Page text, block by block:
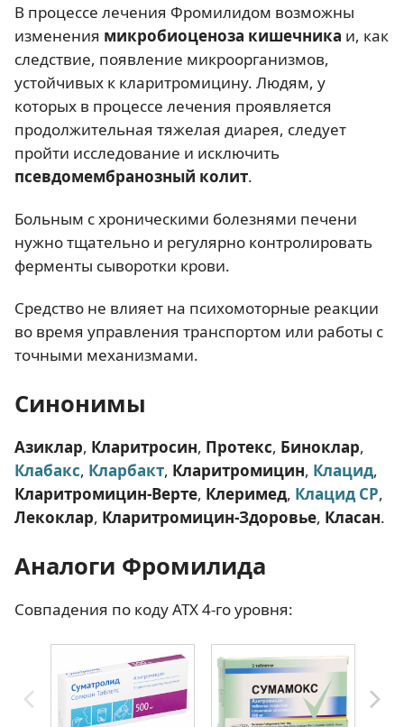
В процессе лечения Фромилидом возможны
изменения микробиоценоза кишечника и, как
следствие, появление микроорганизмов,
устойчивых к кларитромицину. Людям, у
которых в процессе лечения проявляется
продолжительная тяжелая диарея, следует
пройти исследование и исключить
псевдомембранозный колит.
Больным с хроническими болезнями печени
нужно тщательно и регулярно контролировать
ферменты сыворотки крови.
Средство не влияет на психомоторные реакции
во время управления транспортом или работы с
точными механизмами.
Синонимы
Азиклар, Кларитросин, Протекс, Биноклар,
Клабакс, Кларбакт, Кларитромицин, Клацид,
Кларитромицин-Верте, Клеримед, Клацид СР,
Лекоклар, Кларитромицин-Здоровье, Класан.
Аналоги Фромилида
Совпадения по коду АТХ 4-го уровня: